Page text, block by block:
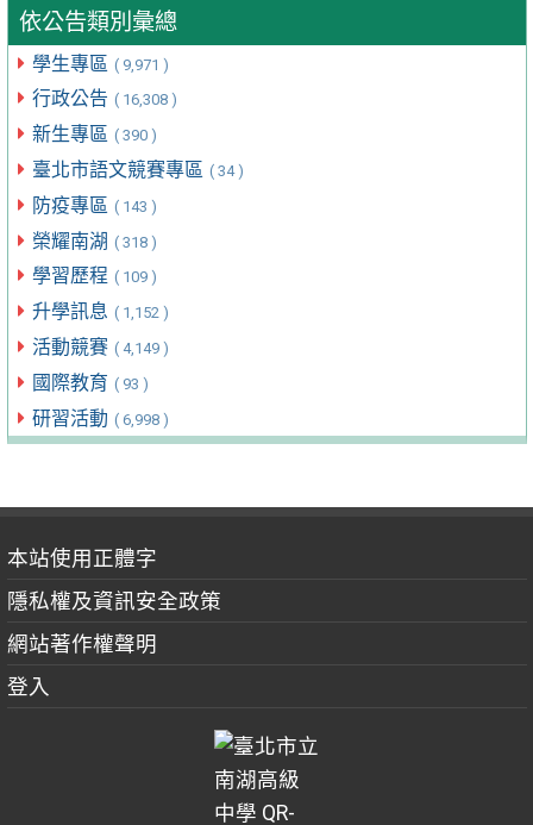
依公告類別彙總
學生專區 ( 9,971 )
行政公告 ( 16,308 )
新生專區 ( 390 )
臺北市語文競賽專區 ( 34 )
防疫專區 ( 143 )
榮耀南湖 ( 318 )
學習歷程 ( 109 )
升學訊息 ( 1,152 )
活動競賽 ( 4,149 )
國際教育 ( 93 )
研習活動 ( 6,998 )
本站使用正體字
隱私權及資訊安全政策
網站著作權聲明
登入